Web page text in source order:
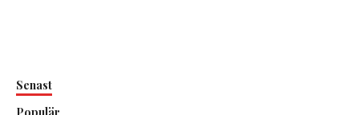
Senast